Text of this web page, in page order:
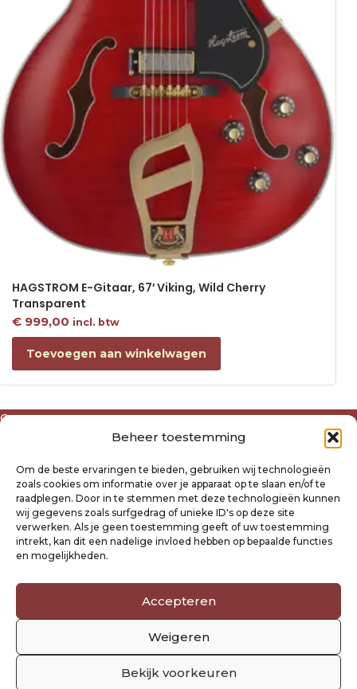
Beheer toestemming
Om de beste ervaringen te bieden, gebruiken wij technologieën
zoals cookies om informatie over je apparaat op te slaan en/of te
raadplegen. Door in te stemmen met deze technologieën kunnen
wij gegevens zoals surfgedrag of unieke ID's op deze site
verwerken. Als je geen toestemming geeft of uw toestemming
intrekt, kan dit een nadelige invloed hebben op bepaalde functies
en mogelijkheden.
Accepteren
Weigeren
Bekijk voorkeuren
HAGSTROM E-Gitaar, 67′ Viking, Wild Cherry
Transparent
€999,00 incl. btw
Toevoegen aan winkelwagen
Over ons
Algemene voorwaarden
Privacyverklaring Raysland
Cookiebeleid
Mijn account
Klantenservice
Verzending- en retourbeleid
Volg ons